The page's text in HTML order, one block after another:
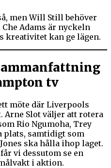
men Will Still behöver
Adams är nyckeln
kreativitet kan ge lägen.
tv
möte där Liverpools
Slot väljer att rotera
Rio Ngumoha, Trey
plats, samtidigt som
ska hålla ihop laget.
vi dessutom se en
i aktion.